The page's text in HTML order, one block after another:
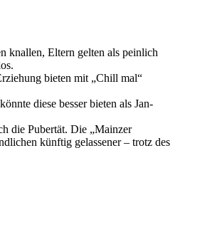
knallen, Eltern gelten als peinlich
bieten mit „Chill mal“
diese besser bieten als Jan-
die Pubertät. Die „Mainzer
künftig gelassener – trotz des